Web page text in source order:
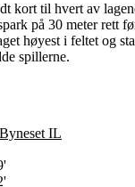
kort til hvert av
på 30 meter rett
høyest i feltet og
spillerne.
IL